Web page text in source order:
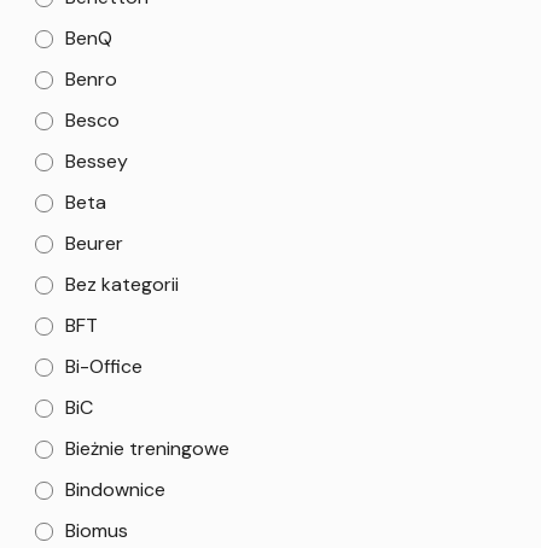
BenQ
Benro
Besco
Bessey
Beta
Beurer
Bez kategorii
BFT
Bi-Office
BiC
Bieżnie treningowe
Bindownice
Biomus